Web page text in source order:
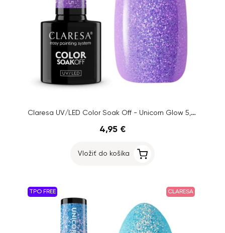
Claresa UV/LED Color Soak Off - Unicorn Glow 5, 5g
4,95 €
Vložiť do košíka
TPO FREE CLARESA